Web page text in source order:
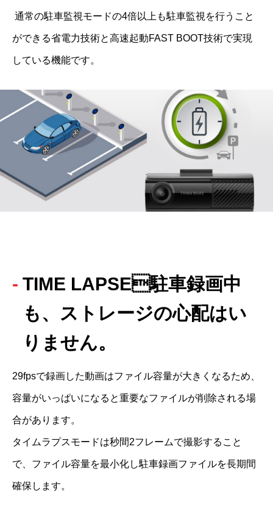
ができる省電力技術と高速起動FAST BOOT技術で実現
している機能です。
TIME LAPSE駐車録画中
も、ストレージの心配はい
りません。
29fpsで録画した動画はファイル容量が大きくなるため、
容量がいっぱいになると重要なファイルが削除される場
合があります。
タイムラプスモードは秒間2フレームで撮影すること
で、ファイル容量を最小化し駐車録画ファイルを長期間
確保します。